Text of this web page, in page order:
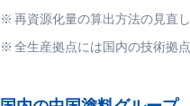
再資源化量の算出方法の見直
全生産拠点には国内の技術拠点